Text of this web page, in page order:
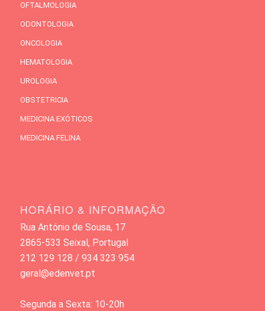
OFTALMOLOGIA
ODONTOLOGIA
ONCOLOGIA
HEMATOLOGIA
UROLOGIA
OBSTETRICIA
MEDICINA EXÓTICOS
MEDICINA FELINA
HORÁRIO & INFORMAÇÃO
Rua António de Sousa, 17
2865-533 Seixal, Portugal
212 129 128 / 934 323 954
geral@edenvet.pt
Segunda a Sexta: 10-20h